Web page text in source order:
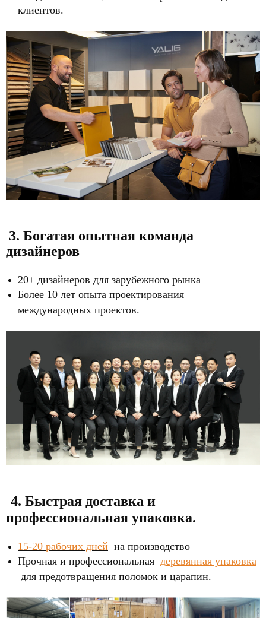
клиентов.
3. Богатая опытная команда
дизайнеров
20+ дизайнеров для зарубежного рынка
Более 10 лет опыта проектирования
международных проектов.
4. Быстрая доставка и
профессиональная упаковка.
15-20 рабочих дней на производство
Прочная и профессиональная деревянная упаковка
для предотвращения поломок и царапин.